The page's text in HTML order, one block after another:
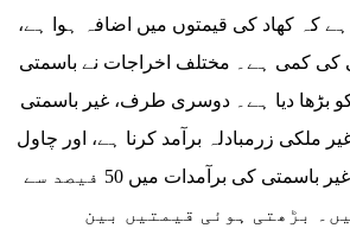
کہ کھاد کی قیمتوں میں اضافہ ہوا ہے،
کی کمی ہے۔ مختلف اخراجات نے باسمتی
بڑھا دیا ہے۔ دوسری طرف، غیر باسمتی
ملکی زرمبادلہ برآمد کرنا ہے، اور چاول
کے تین سرکردہ ادارے غیر باسمتی کی برآمدات میں 50 فیصد سے
بڑھتی ہوئی قیمتیں بین